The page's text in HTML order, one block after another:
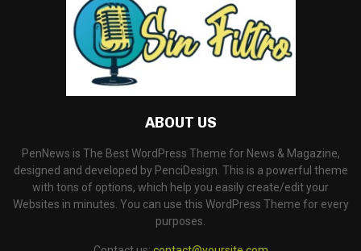
ABOUT US
PenNews is The Best WordPress Theme for News & Magazine,
designed and developed by PenciDesign. This is a powerful theme
with tons of options, which help you easily create/edit your
Websites in minutes. You can use this WordPress Theme for every
purposes.